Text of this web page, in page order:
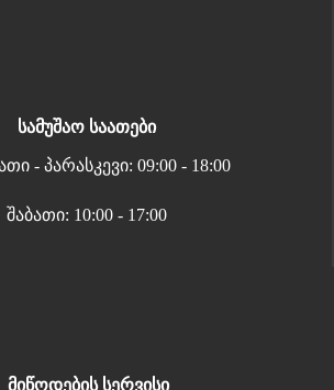
სამუშაო საათები
- პარასკევი: 09:00 - 18:00
შაბათი: 10:00 - 17:00
მიწოდების სერვისი